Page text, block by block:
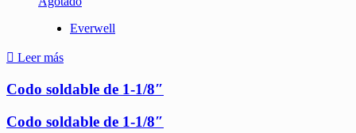
Everwell
Leer más
Codo soldable de 1-1/8″
Codo soldable de 1-1/8″